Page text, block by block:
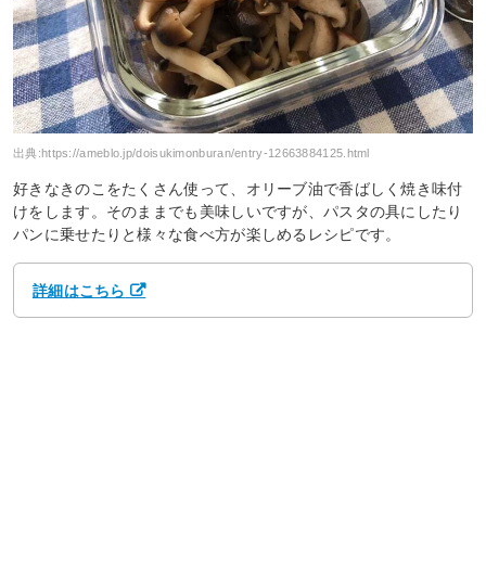
出典:https://ameblo.jp/doisukimonburan/entry-12663884125.html
好きなきのこをたくさん使って、オリーブ油で香ばしく焼き味付
けをします。そのままでも美味しいですが、パスタの具にしたり
パンに乗せたりと様々な食べ方が楽しめるレシピです。
詳細はこちら